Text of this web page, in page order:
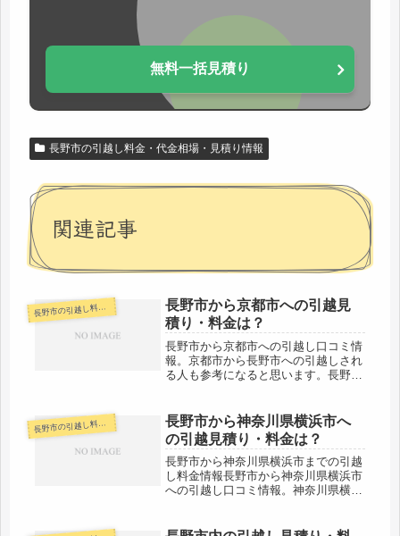
無料一括見積り
長野市の引越し料金・代金相場・見積り情報
関連記事
長野市の引越し料金・代金相場・見積り情報
長野市から京都市への引越見
積り・料金は？
長野市から京都市への引越し口コミ情
報。京都市から長野市への引越しされ
る人も参考になると思います。長野市
し代金は高め。心配な人は早めに引越
し会社から見積もりをもらうことを...
長野市の引越し料金・代金相場・見積り情報
長野市から神奈川県横浜市へ
の引越見積り・料金は？
長野市から神奈川県横浜市までの引越
し料金情報長野市から神奈川県横浜市
への引越し口コミ情報。神奈川県横浜
川県横浜市へは約280kmと長距離にな